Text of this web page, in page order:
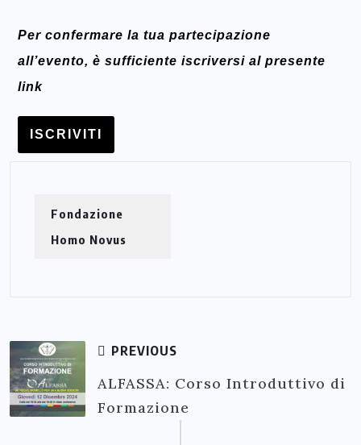
Per confermare la tua partecipazione
all’evento, è sufficiente iscriversi al presente
link
ISCRIVITI
Fondazione
Homo Novus
PREVIOUS
ALFASSA: Corso Introduttivo di
Formazione